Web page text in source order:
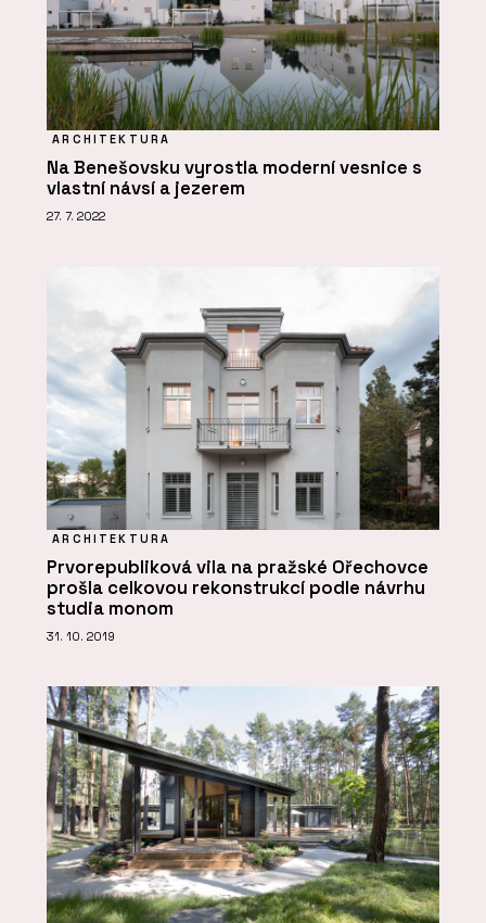
ARCHITEKTURA
Na Benešovsku vyrostla moderní vesnice s
vlastní návsí a jezerem
27. 7. 2022
ARCHITEKTURA
Prvorepubliková vila na pražské Ořechovce
prošla celkovou rekonstrukcí podle návrhu
studia monom
31. 10. 2019